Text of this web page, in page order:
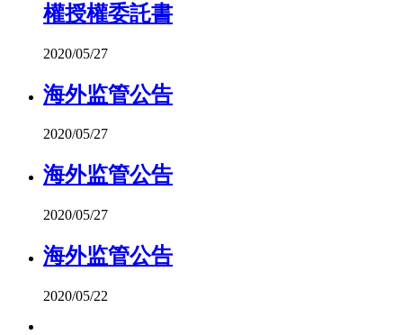
權授權委託書
2020/05/27
海外监管公告
2020/05/27
海外监管公告
2020/05/27
海外监管公告
2020/05/22